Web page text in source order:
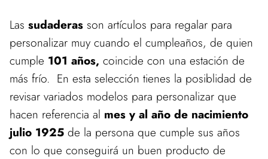
Las sudaderas son artículos para regalar para
personalizar muy cuando el cumpleaños, de quien
cumple 101 años, coincide con una estación de
más frío. En esta selección tienes la posiblidad de
revisar variados modelos para personalizar que
hacen referencia al mes y al año de nacimiento
julio 1925 de la persona que cumple sus años
con lo que conseguirá un buen producto de